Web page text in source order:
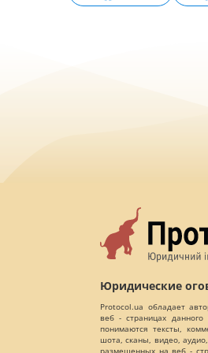
Юридические
Protocol.ua обладает
веб - страницах
понимаются тексты,
шота, сканы, видео,
размещенных на веб -